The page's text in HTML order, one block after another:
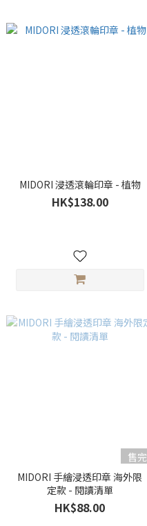
MIDORI 浸透滾輪印章 - 植物
HK$138.00
售完
MIDORI 手繪浸透印章 海外限
定款 - 閱讀清單
HK$88.00